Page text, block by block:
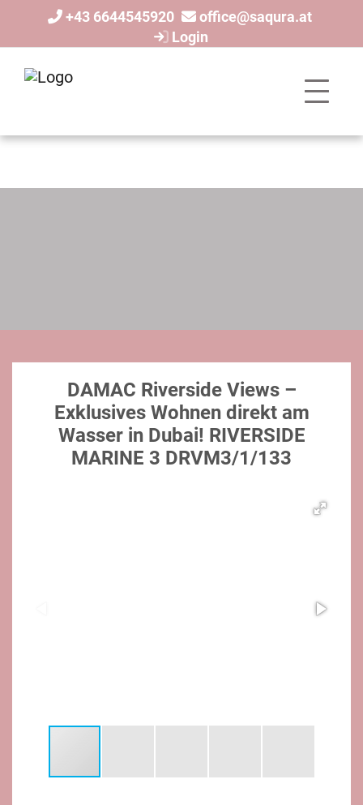
+43 6644545920
office@saqura.at
Login
DAMAC Riverside Views –
Exklusives Wohnen direkt am
Wasser in Dubai! RIVERSIDE
MARINE 3 DRVM3/1/133